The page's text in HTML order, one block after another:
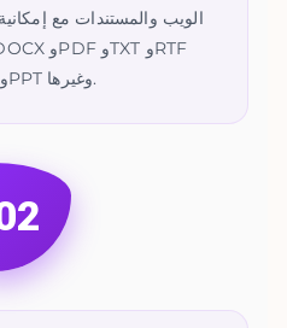
الويب والمستندات مع
وHTML وPPT وغيرها.